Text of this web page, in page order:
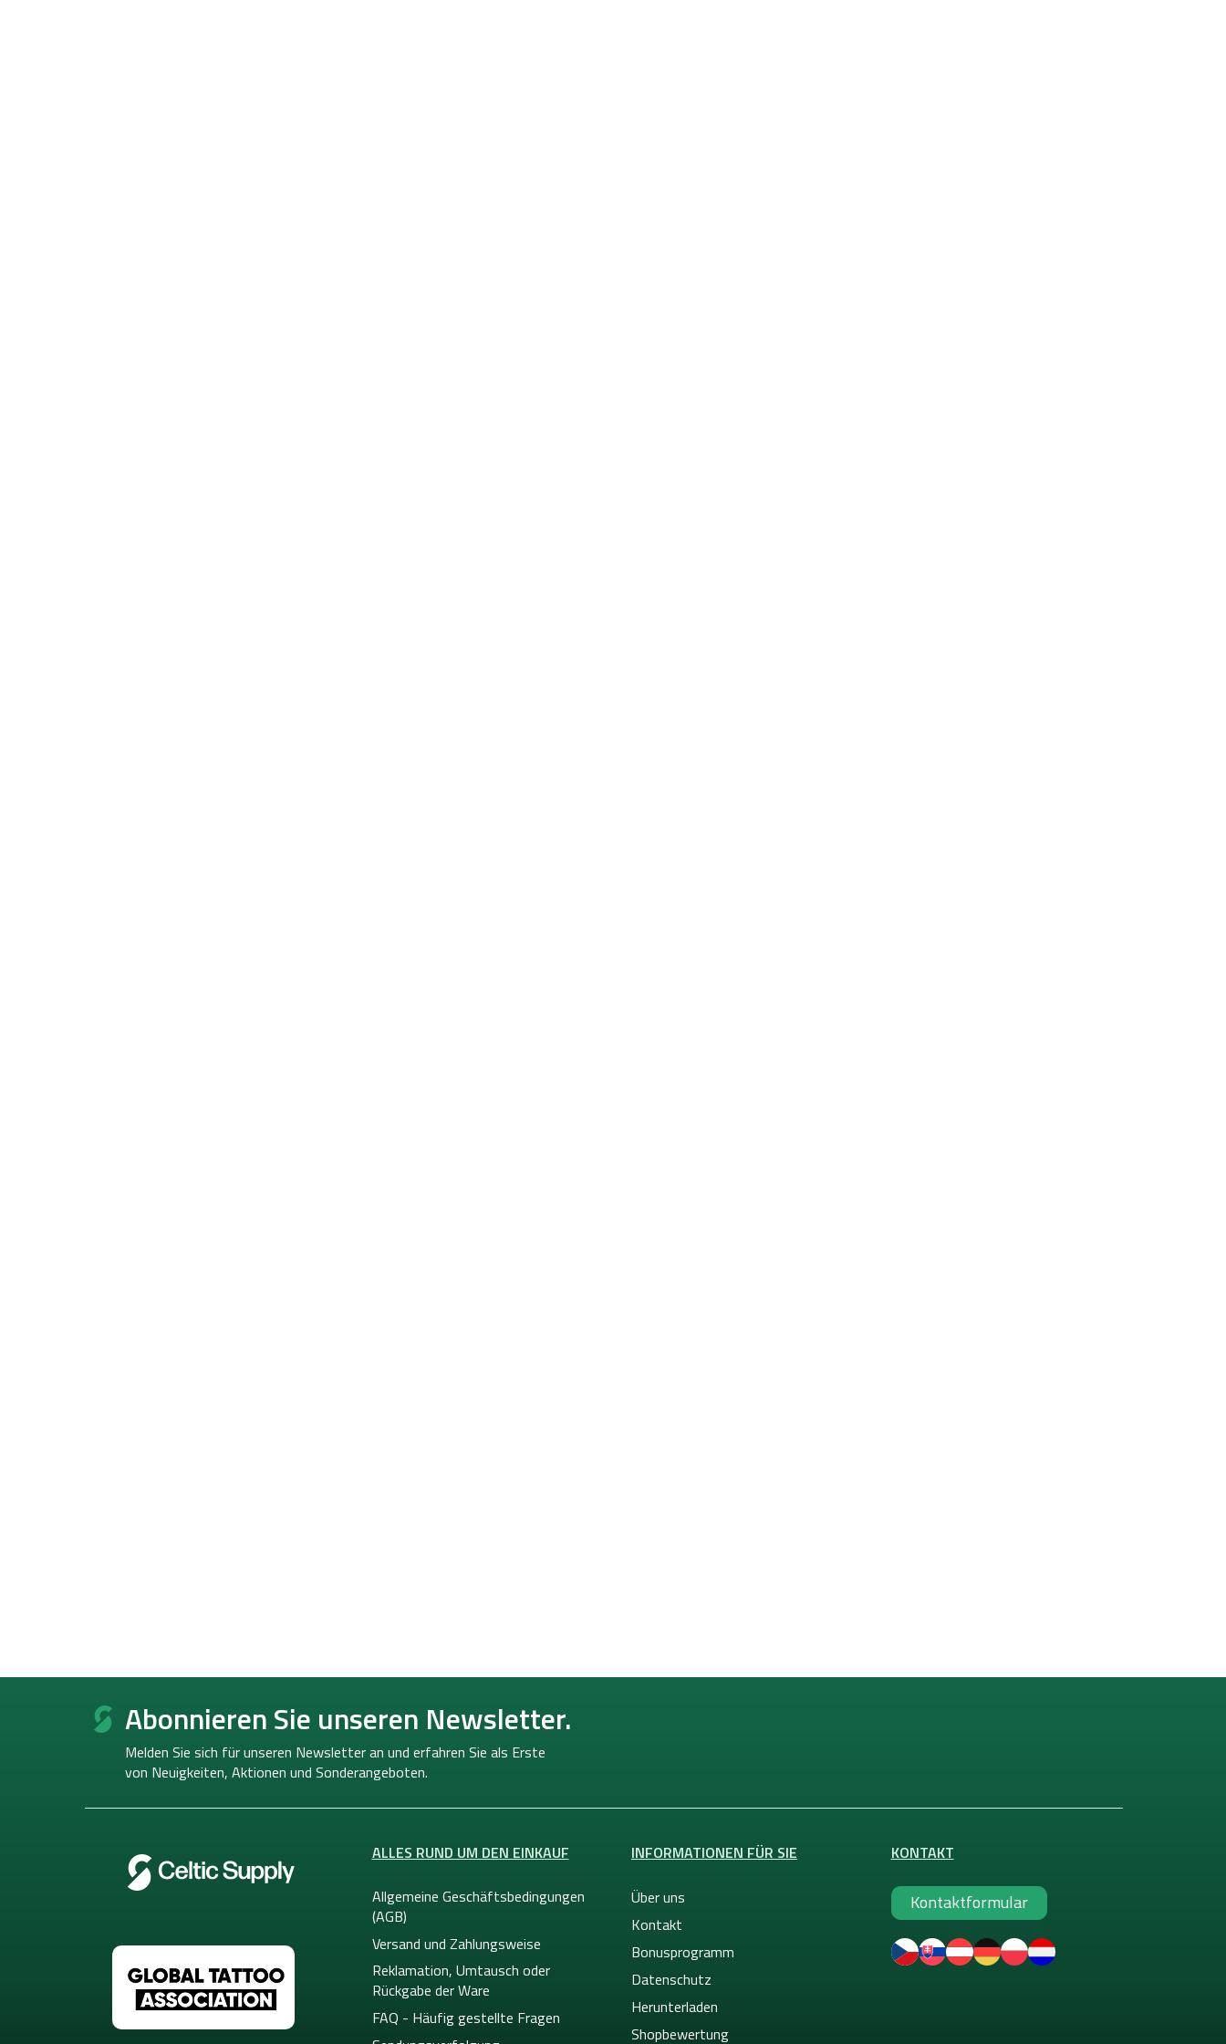
F
Abonnieren Sie unseren Newsletter.
Melden Sie sich für unseren Newsletter an und erfahren Sie als Erste
von Neuigkeiten, Aktionen und Sonderangeboten.
ALLES RUND UM DEN EINKAUF
Allgemeine Geschäftsbedingungen
(AGB)
Versand und Zahlungsweise
Reklamation, Umtausch oder
Rückgabe der Ware
FAQ - Häufig gestellte Fragen
INFORMATIONEN FÜR SIE
Über uns
Kontakt
Bonusprogramm
Datenschutz
Herunterladen
Shopbewertung
KONTAKT
Kontaktformular